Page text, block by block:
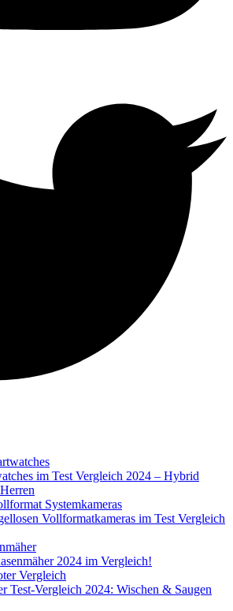
im Test Vergleich 2024 – Hybrid
Vollformatkameras im Test Vergleich
2024 im Vergleich!
Test-Vergleich 2024: Wischen & Saugen